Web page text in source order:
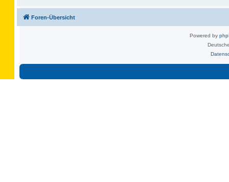
Foren-Übersicht
Powered by